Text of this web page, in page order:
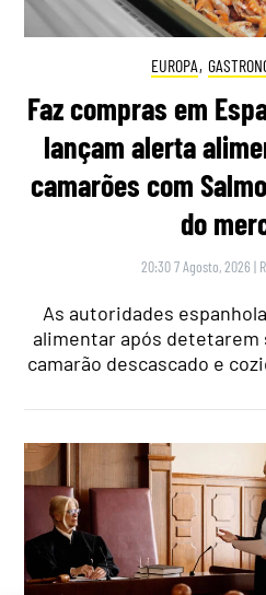
EUROPA,
Faz compras em
lançam alerta
camarões com
do
20:30 7 Agosto, 2026 |
As autoridades
alimentar após detetarem
camarão descascado e